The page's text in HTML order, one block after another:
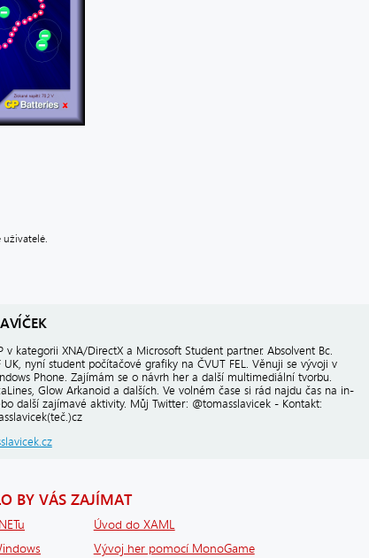
v kategorii XNA/DirectX a Microsoft Student partner. Absolvent Bc.
UK, nyní student počítačové grafiky na ČVUT FEL. Věnuji se vývoji v
Phone. Zajímám se o návrh her a další multimediální tvorbu.
Glow Arkanoid a dalších. Ve volném čase si rád najdu čas na in-
další zajímavé aktivity. Můj Twitter: @tomasslavicek - Kontakt:
BY VÁS ZAJÍMAT
Úvod do XAML
Vývoj her pomocí MonoGame